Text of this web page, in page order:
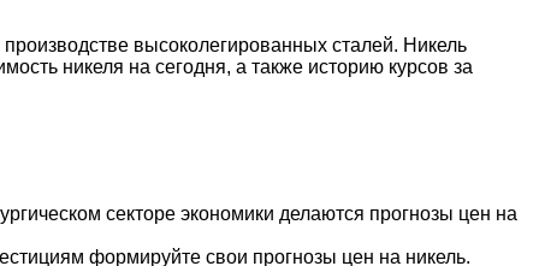
высоколегированных сталей. Никель
никеля на сегодня, а также историю курсов за
секторе экономики делаются прогнозы цен на
формируйте свои прогнозы цен на никель.